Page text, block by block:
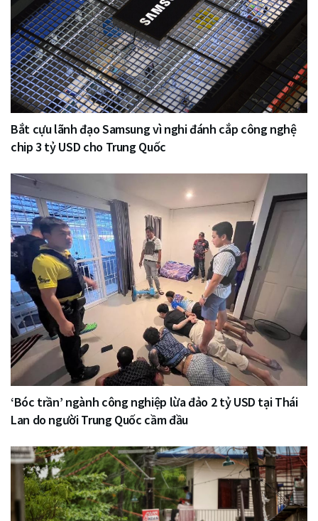
Bắt cựu lãnh đạo Samsung vì nghi đánh cắp công nghệ
chip 3 tỷ USD cho Trung Quốc
‘Bóc trần’ ngành công nghiệp lừa đảo 2 tỷ USD tại Thái
Lan do người Trung Quốc cầm đầu